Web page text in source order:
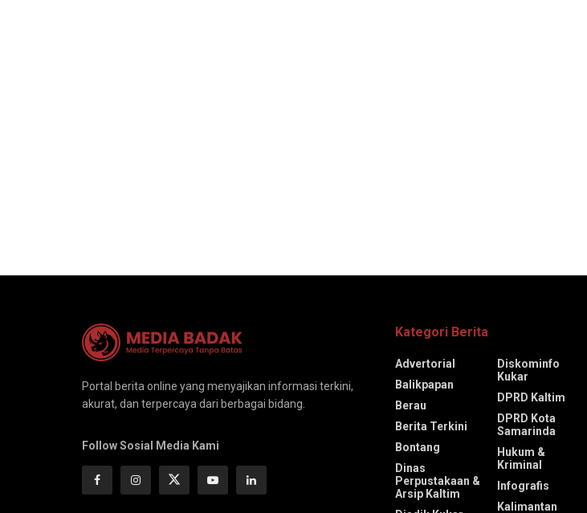
Portal berita online yang menyajikan informasi terkini,
akurat, dan terpercaya dari berbagai bidang.
Follow Sosial Media Kami
Kategori Berita
Advertorial
Balikpapan
Berau
Berita Terkini
Bontang
Dinas
Perpustakaan &
Arsip Kaltim
Diskominfo
Kukar
DPRD Kaltim
DPRD Kota
Samarinda
Hukum &
Kriminal
Infografis
Kalimantan